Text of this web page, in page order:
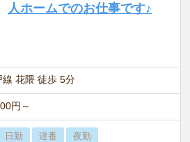
人ホームでのお仕事です♪
線 花隈 徒歩 5分
円～
日勤 遅番 夜勤